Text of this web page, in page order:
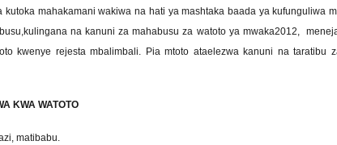
kutoka mahakamani wakiwa na hati ya mashtaka baada ya kufunguliwa
na kanuni za mahabusu za watoto ya mwaka2012,
kwenye rejesta mbalimbali. Pia mtoto ataelezwa kanuni na taratibu
KWA WATOTO
matibabu.